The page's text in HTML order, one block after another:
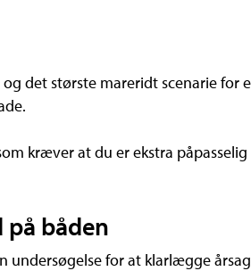
det største mareridt scenarie for
kræver at du er ekstra
på båden
undersøgelse for at klarlægge